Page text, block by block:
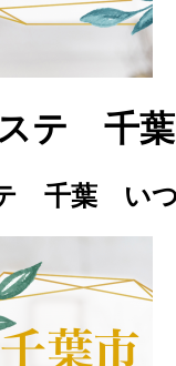
ステ 千
千葉 い